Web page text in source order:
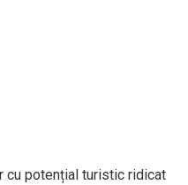
cu potențial turistic ridicat